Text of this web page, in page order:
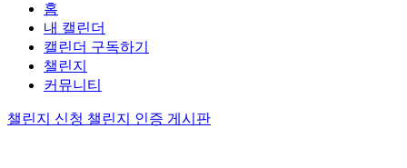
홈
내 캘린더
캘린더 구독하기
챌린지
커뮤니티
챌린지 신청 챌린지 인증 게시판